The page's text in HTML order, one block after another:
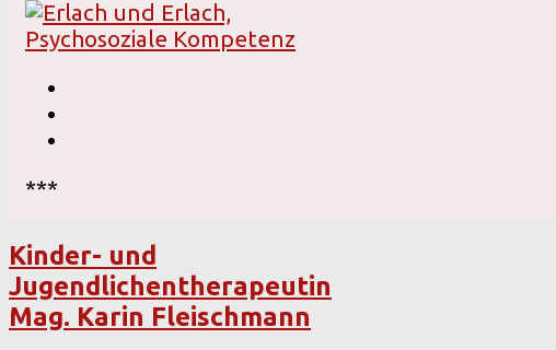
***
Kinder- und
Jugendlichentherapeutin
Mag. Karin Fleischmann